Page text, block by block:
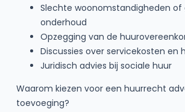
Slechte woonomstandigheden of
onderhoud
Opzegging van de
Discussies over servicekosten en
Juridisch advies bij sociale huur
Waarom kiezen voor een huurrecht
toevoeging?